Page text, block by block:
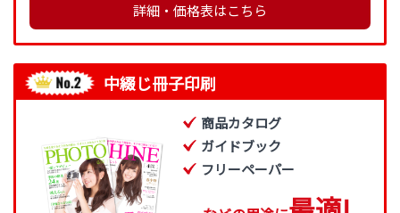
詳細・価格表はこちら
中綴じ冊子印刷
商品カタログ
ガイドブック
フリーペーパー